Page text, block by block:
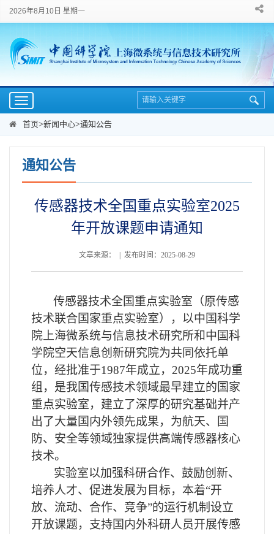
2026年8月10日 星期一
Toggle
navigation
首页>新闻中心>通知公告
通知公告
传感器技术全国重点实验室2025
年开放课题申请通知
文章来源： | 发布时间：2025-08-29
传感器技术全国重点实验室（原传感
技术联合国家重点实验室），以中国科学
院上海微系统与信息技术研究所和中国科
学院空天信息创新研究院为共同依托单
位，经批准于1987年成立，2025年成功重
组，是我国传感技术领域最早建立的国家
重点实验室，建立了深厚的研究基础并产
出了大量国内外领先成果，为航天、国
防、安全等领域独家提供高端传感器核心
技术。
实验室以加强科研合作、鼓励创新、
培养人才、促进发展为目标， 本着“开
放、流动、合作、竞争”的运行机制设立
开放课题，支持国内外科研人员开展传感